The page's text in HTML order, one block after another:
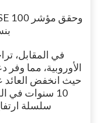
في المقابل،
الأوروبية، مما وفر
حيث انخفض العائد
سلسلة ارتفاع